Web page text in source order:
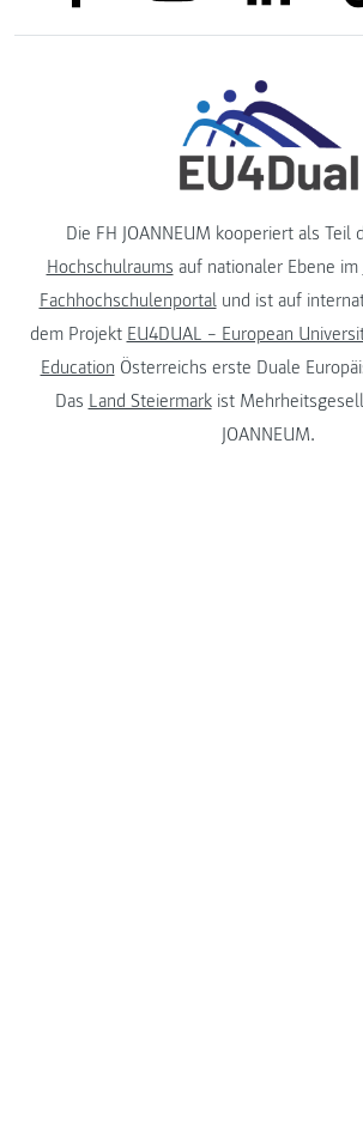
Die FH JOANNEUM kooperiert als Teil
Hochschulraums auf nationaler Ebene im
Fachhochschulenportalund ist auf
dem Projekt EU4DUAL – European
Education Österreichs erste Duale
Das Land Steiermarkist
JOANNEUM.